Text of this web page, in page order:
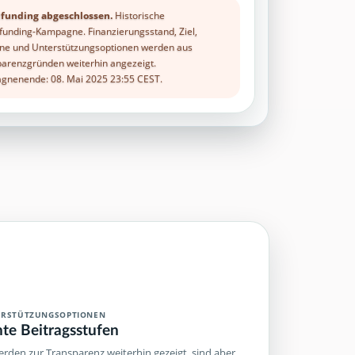
abgeschlossen.Historische
Kampagne. Finanzierungsstand, Ziel,
und Unterstützungsoptionen werden aus
weiterhin angezeigt.
08. Mai 2025 23:55 CEST.
Beitragsstufen